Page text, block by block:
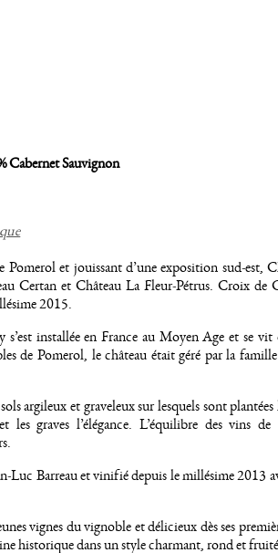
Cabernet Sauvignon
Pomerol et jouissant d’une exposition sud-est,
Certan et Château La Fleur-Pétrus. Croix de
2015.
s’est installée en France au Moyen Age et se
de Pomerol, le château était géré par la
argileux et graveleux sur lesquels sont plantées
les graves l’élégance. L’équilibre des vins
Luc Barreau et vinifié depuis le millésime 2013
vignes du vignoble et délicieux dès ses
historique dans un style charmant, rond et